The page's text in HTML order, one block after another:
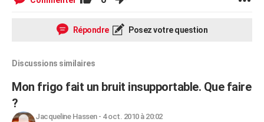
Répondre Posez votre question
Discussions similaires
Mon frigo fait un bruit insupportable. Que faire
?
Jacqueline Hassen- 4 oct. 2010 à 20:02